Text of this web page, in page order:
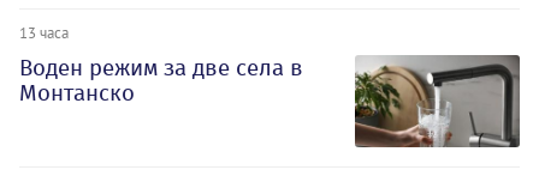
13 часа
Воден режим за две села в
Монтанско